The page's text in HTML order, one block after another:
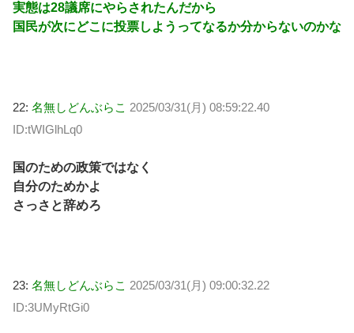
実態は28議席にやらされたんだから
国民が次にどこに投票しようってなるか分からないのかな
22: 名無しどんぶらこ 2025/03/31(月) 08:59:22.40
ID:tWIGlhLq0
国のための政策ではなく
自分のためかよ
さっさと辞めろ
23: 名無しどんぶらこ 2025/03/31(月) 09:00:32.22
ID:3UMyRtGi0